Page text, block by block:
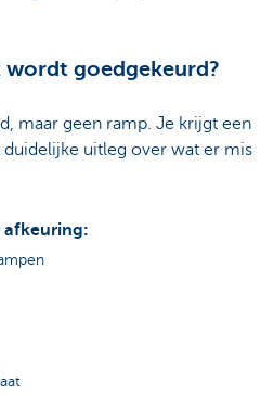
goedgekeurd?
maar geen ramp. Je krijgt een
uitleg over wat er mis
afkeuring: